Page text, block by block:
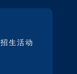
招生活动